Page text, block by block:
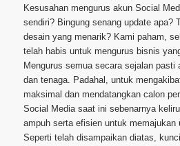
Kesusahan mengurus akun Social
sendiri? Bingung senang update apa?
desain yang menarik? Kami paham,
telah habis untuk mengurus bisnis
Mengurus semua secara sejalan pasti
dan tenaga. Padahal, untuk
maksimal dan mendatangkan calon
Social Media saat ini sebenarnya
ampuh serta efisien untuk memajukan
Seperti telah disampaikan diatas,